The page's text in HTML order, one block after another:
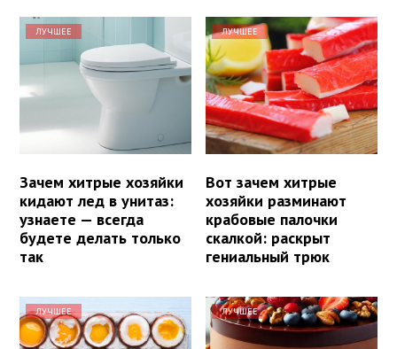
ЛУЧШЕЕ
Зачем хитрые хозяйки
кидают лед в унитаз:
узнаете — всегда
будете делать только
так
ЛУЧШЕЕ
Вот зачем хитрые
хозяйки разминают
крабовые палочки
скалкой: раскрыт
гениальный трюк
ЛУЧШЕЕ ЛУЧШЕЕ